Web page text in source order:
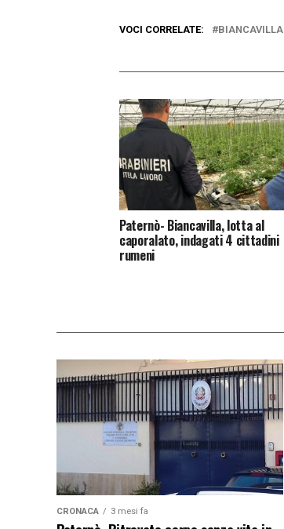
VOCI CORRELATE: BIANCAVILLA
Paternò- Biancavilla, lotta al
caporalato, indagati 4 cittadini
rumeni
CRONACA 3 mesi fa